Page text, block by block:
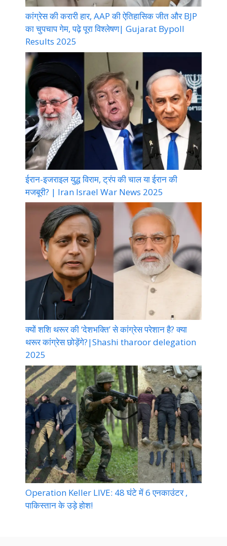
कांग्रेस की करारी हार, AAP की ऐतिहासिक जीत और BJP
का चुपचाप गेम, पढ़े पूरा विश्लेषण| Gujarat Bypoll
Results 2025
ईरान-इजराइल युद्ध विराम, ट्रंप की चाल या ईरान की
मजबूरी? | Iran Israel War News 2025
क्यों शशि थरूर की ‘देशभक्ति’ से कांग्रेस परेशान है? क्या
थरूर कांग्रेस छोड़ेंगे?|Shashi tharoor delegation
2025
Operation Keller LIVE: 48 घंटे में 6 एनकाउंटर ,
पाकिस्तान के उड़े होश!